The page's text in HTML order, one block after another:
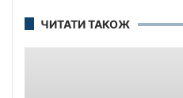
ЧИТАТИ ТАКОЖ